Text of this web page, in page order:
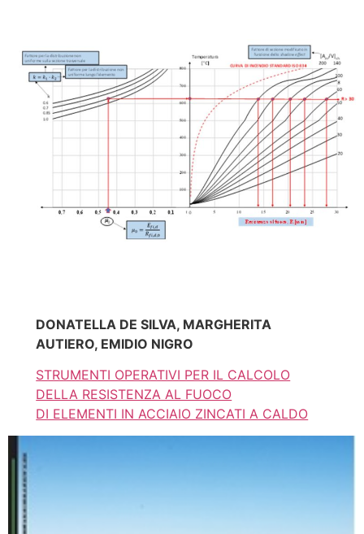
DONATELLA DE SILVA, MARGHERITA
AUTIERO, EMIDIO NIGRO
STRUMENTI OPERATIVI PER IL CALCOLO
DELLA RESISTENZA AL FUOCO
DI ELEMENTI IN ACCIAIO ZINCATI A CALDO